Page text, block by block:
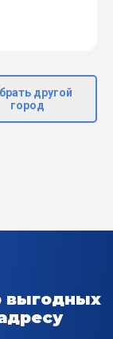
другой
город
выгодных